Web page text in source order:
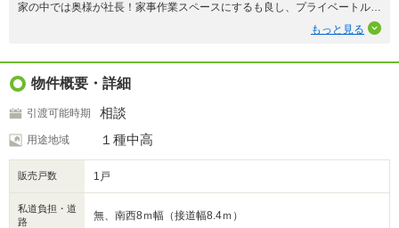
家の中では奥様が社長！家事作業スペースにするも良し、プライベートルー
納スペースも確保できます♪
1，2階にトイレがあるのでトイレ渋滞も緩和♪
太陽光パネル設置済み！
家族とのコミュニケーションがとりやすい対面キッチン♪
スーパーやドラッグストア、コンビニ徒歩圏！
ご内覧の際は【ハウスドゥ 清田平岡】までお問い合わせください♪
もっと見る
物件概要・詳細
引渡可能時期 相談
用途地域 １種中高
販売戸数 1戸
私道負担・道
路
無、南西8ｍ幅（接道幅8.4ｍ）